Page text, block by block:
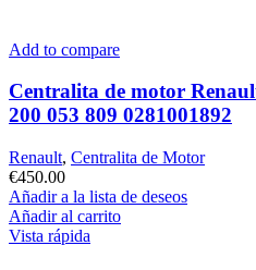
Add to compare
Centralita de motor
200 053 809 0281001892
Renault, Centralita de Motor
€450.00
Añadir a la lista de deseos
Añadir al carrito
Vista rápida